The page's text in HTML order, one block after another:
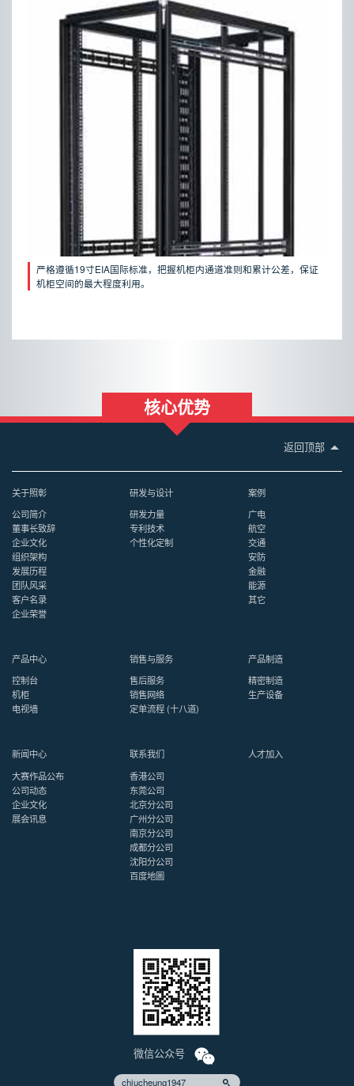
严格遵循19寸EIA国际标准，把握机柜内通道准则和累计公差，保证
机柜空间的最大程度利用。
核心优势
返回顶部
关于照彰
公司简介
董事长致辞
企业文化
组织架构
发展历程
团队风采
客户名录
企业荣誉
研发与设计
研发力量
专利技术
个性化定制
案例
广电
航空
交通
安防
金融
能源
其它
产品中心
控制台
机柜
电视墙
销售与服务
售后服务
销售网络
定单流程 (十八道)
产品制造
精密制造
生产设备
新闻中心
大赛作品公布
公司动态
企业文化
展会讯息
联系我们
香港公司
东莞公司
北京分公司
广州分公司
南京分公司
成都分公司
沈阳分公司
百度地圖
人才加入
微信公众号
chiucheung1947